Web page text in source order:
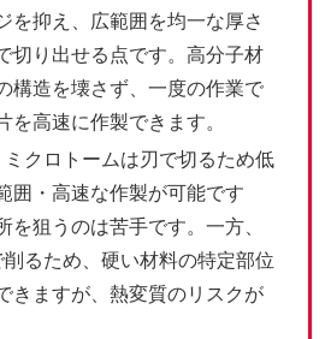
を抑え、広範囲を均一な厚さ
切り出せる点です。高分子材
構造を壊さず、一度の作業で
を高速に作製できます。
ミクロトームは刃で切るため低
囲・高速な作製が可能です
を狙うのは苦手です。一方、
るため、硬い材料の特定部位
きますが、熱変質のリスクが